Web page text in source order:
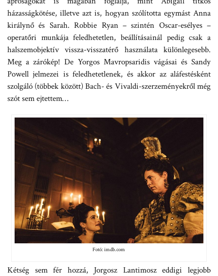
házasságkötése, illetve azt is, hogyan szólította egymást Anna
királynő és Sarah. Robbie Ryan – szintén Oscar-esélyes –
operatőri munkája feledhetetlen, beállításainál pedig csak a
halszemobjektív vissza-visszatérő használata különlegesebb.
Meg a zárókép! De Yorgos Mavropsaridis vágásai és Sandy
Powell jelmezei is feledhetetlenek, és akkor az aláfestésként
szolgáló (többek között) Bach- és Vivaldi-szerzeményekről még
szót sem ejtettem…
Fotó: imdb.com
Kétség sem fér hozzá, Jorgosz Lantimosz eddigi legjobb